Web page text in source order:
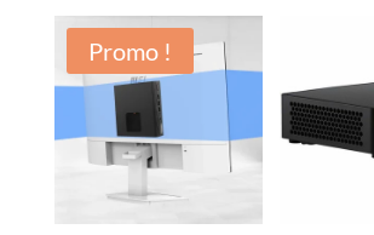
Promo !